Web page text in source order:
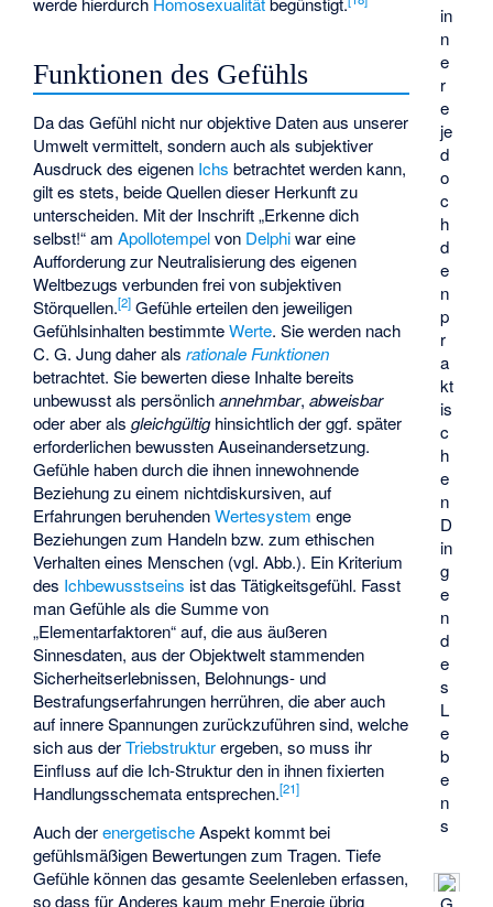
in
n
e
r
e
je
d
o
c
h
d
e
n
p
r
a
kt
is
c
h
e
n
D
in
g
e
n
d
e
s
L
e
b
e
n
s
Funktionen des Gefühls
Da das Gefühl nicht nur objektive Daten aus unserer
Umwelt vermittelt, sondern auch als subjektiver
Ausdruck des eigenen Ichs betrachtet werden kann,
gilt es stets, beide Quellen dieser Herkunft zu
unterscheiden. Mit der Inschrift „Erkenne dich
selbst!“ amApollotempelvon Delphiwar eine
Aufforderung zur Neutralisierung des eigenen
Weltbezugs verbunden frei von subjektiven
Störquellen.[2] Gefühle erteilen den jeweiligen
Gefühlsinhalten bestimmteWerte. Sie werden nach
C. G. Jung daher alsrationale Funktionen
betrachtet. Sie bewerten diese Inhalte bereits
unbewusst als persönlichannehmbar,abweisbar
oder aber alsgleichgültighinsichtlich der ggf. später
erforderlichen bewussten Auseinandersetzung.
Gefühle haben durch die ihnen innewohnende
Beziehung zu einem nichtdiskursiven, auf
Erfahrungen beruhendenWertesystem enge
Beziehungen zum Handeln bzw. zum ethischen
Verhalten eines Menschen (vgl. Abb.). Ein Kriterium
des Ichbewusstseins ist das Tätigkeitsgefühl. Fasst
man Gefühle als die Summe von
„Elementarfaktoren“ auf, die aus äußeren
Sinnesdaten, aus der Objektwelt stammenden
Sicherheitserlebnissen, Belohnungs- und
Bestrafungserfahrungen herrühren, die aber auch
auf innere Spannungen zurückzuführen sind, welche
sich aus derTriebstrukturergeben, so muss ihr
Einfluss auf die Ich-Struktur den in ihnen fixierten
Handlungsschemataentsprechen.[21]
Auch derenergetischeAspekt kommt bei
gefühlsmäßigen Bewertungen zum Tragen. Tiefe
Gefühle können das gesamte Seelenleben erfassen,
so dass für Anderes kaum mehr Energie übrig